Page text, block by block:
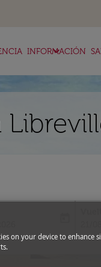
INFORMACIÓN
keyboard_arrow_down
fc-
on your device to enhance